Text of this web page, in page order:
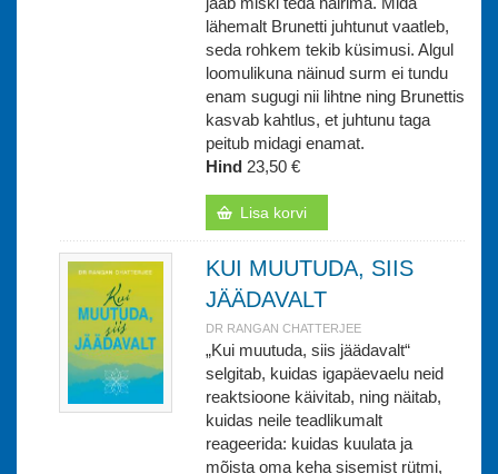
lähemalt Brunetti juhtunut vaatleb,
seda rohkem tekib küsimusi. Algul
loomulikuna näinud surm ei tundu
enam sugugi nii lihtne ning Brunettis
kasvab kahtlus, et juhtunu taga
peitub midagi enamat.
Hind 23,50 €
Lisa korvi
KUI MUUTUDA, SIIS
JÄÄDAVALT
DR RANGAN CHATTERJEE
„Kui muutuda, siis jäädavalt“
selgitab, kuidas igapäevaelu neid
reaktsioone käivitab, ning näitab,
kuidas neile teadlikumalt
reageerida: kuidas kuulata ja
mõista oma keha sisemist rütmi,